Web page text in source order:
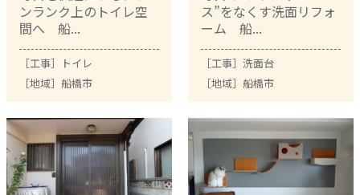
ンランク上のトイレ空
間へ 船...
［工事］
トイレ
［地域］ 船橋市
ス”をなくす洗面リフォ
ーム 船...
［工事］ 洗面台
［地域］ 船橋市